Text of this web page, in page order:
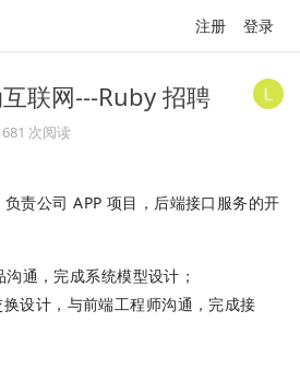
注册 登录
联网---Ruby 招聘
次阅读
责公司 APP 项目，后端接口服务的开
通，完成系统模型设计；
设计，与前端工程师沟通，完成接